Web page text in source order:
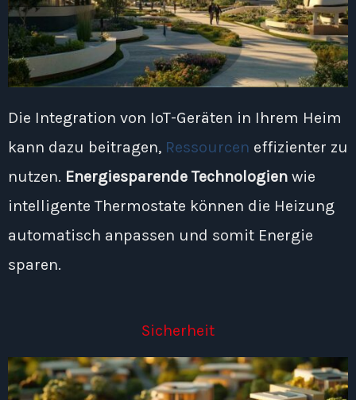
Die Integration von IoT-Geräten in Ihrem Heim
kann dazu beitragen, Ressourcen effizienter zu
nutzen. Energiesparende Technologien wie
intelligente Thermostate können die Heizung
automatisch anpassen und somit Energie
sparen.
Sicherheit